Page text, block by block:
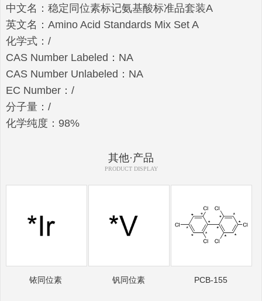
中文名：稳定同位素标记氨基酸标准品套装A
英文名：Amino Acid Standards Mix Set A
化学式：/
CAS Number Labeled：NA
CAS Number Unlabeled：NA
EC Number：/
分子量：/
化学纯度：98%
其他·产品
PRODUCT DISPLAY
铱同位素 钒同位素 PCB-155